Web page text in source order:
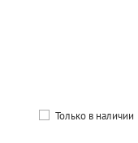
Только в наличии